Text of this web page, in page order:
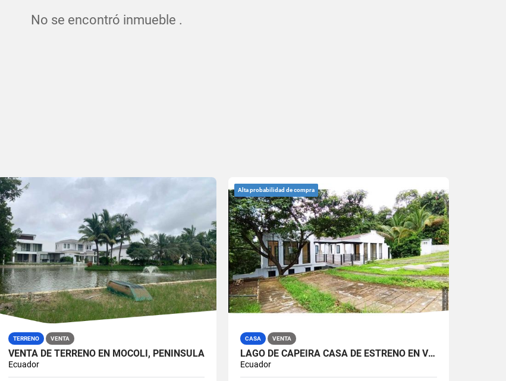
No se encontró inmueble .
TERRENO VENTA
VENTA DE TERRENO EN MOCOLI, PENÍNSULA
Ecuador
Alta probabilidad de compra
CASA VENTA
LAGO DE CAPEIRA CASA DE ESTRENO EN VENTA
Ecuador